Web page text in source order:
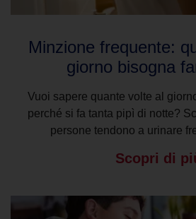
Minzione frequente:
giorno bisogna
Vuoi sapere quante volte al
perché si fa tanta pipì di notte?
persone tendono a urinare
Scopri di